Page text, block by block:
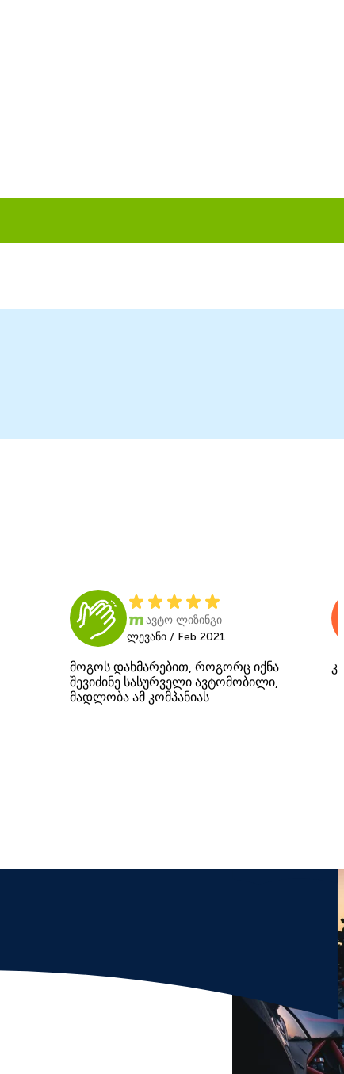
ავტო ლიზინგი
ლევანი / Feb 2021
მოგოს დახმარებით, როგორც იქნა
შევიძინე სასურველი ავტომობილი,
მადლობა ამ კომპანიას